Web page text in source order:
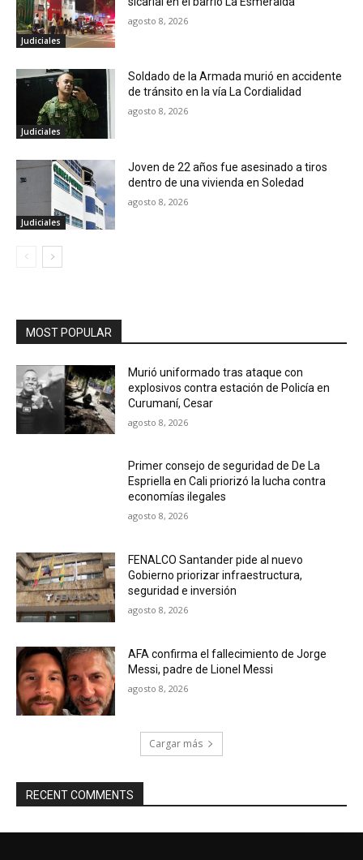
Judiciales
agosto 8, 2026
Judiciales
Soldado de la Armada murió en accidente
de tránsito en la vía La Cordialidad
agosto 8, 2026
Judiciales
Joven de 22 años fue asesinado a tiros
dentro de una vivienda en Soledad
agosto 8, 2026
MOST POPULAR
Murió uniformado tras ataque con
explosivos contra estación de Policía en
Curumaní, Cesar
agosto 8, 2026
Primer consejo de seguridad de De La
Espriella en Cali priorizó la lucha contra
economías ilegales
agosto 8, 2026
FENALCO Santander pide al nuevo
Gobierno priorizar infraestructura,
seguridad e inversión
agosto 8, 2026
AFA confirma el fallecimiento de Jorge
Messi, padre de Lionel Messi
agosto 8, 2026
Cargar más
RECENT COMMENTS